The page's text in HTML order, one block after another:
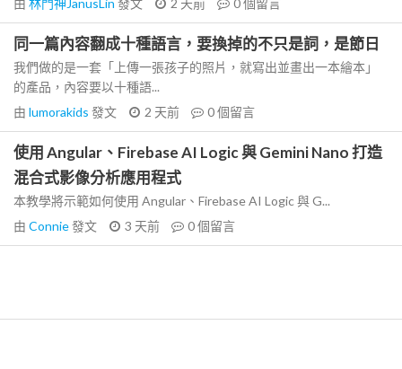
由 林門神JanusLin 發文 2 天前 0個留言
同一篇內容翻成十種語言，要換掉的不只是詞，是節日
我們做的是一套「上傳一張孩子的照片，就寫出並畫出一本繪本」
的產品，內容要以十種語...
由 lumorakids 發文 2 天前 0個留言
使用 Angular、Firebase AI Logic 與 Gemini Nano 打造
混合式影像分析應用程式
本教學將示範如何使用 Angular、Firebase AI Logic 與 G...
由 Connie發文 3 天前 0個留言